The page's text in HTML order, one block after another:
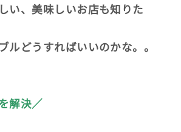
い、美味しいお店も知りた
ルどうすればいいのかな。。
解決／